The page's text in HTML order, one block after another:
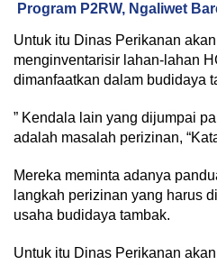
Program P2RW, Ngaliwet
Untuk itu Dinas Perikanan
menginventarisir lahan-lahan
dimanfaatkan dalam budidaya
” Kendala lain yang dijumpai
adalah masalah perizinan,
Mereka meminta adanya
langkah perizinan yang harus
usaha budidaya tambak.
Untuk itu Dinas Perikanan